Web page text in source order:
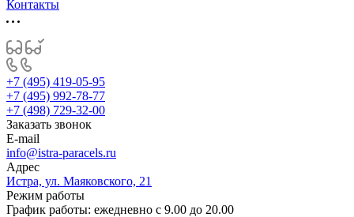
Контакты
+7 (495) 419-05-95
+7 (495) 992-78-77
+7 (498) 729-32-00
Заказать звонок
E-mail
info@istra-paracels.ru
Адрес
Истра, ул. Маяковского, 21
Режим работы
График работы: ежедневно с 9.00 до 20.00